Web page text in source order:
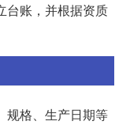
台账，并根据资质
规格、生产日期等